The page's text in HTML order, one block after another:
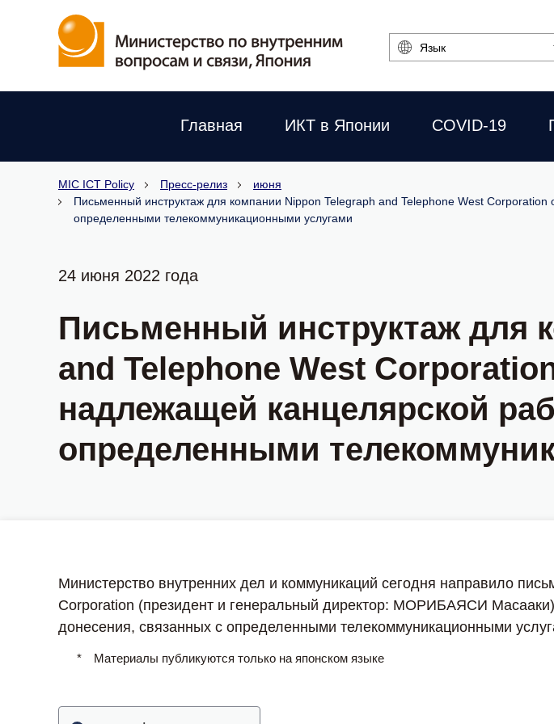
Выбрать
язык
Главная ИКТ в Японии COVID-19
MIC ICT Policy Пресс-релиз
июня
Письменный инструктаж для компании Nippon Telegraph and Telephone West
определенными телекоммуникационными услугами
24 июня 2022 года
Письменный инструктаж для
and Telephone West
надлежащей канцелярской
определенными
Министерство внутренних дел и коммуникаций сегодня направило
Corporation (президент и генеральный директор: МОРИБАЯСИ
донесения, связанных с определенными телекоммуникационными
* Материалы публикуются только на японском языке